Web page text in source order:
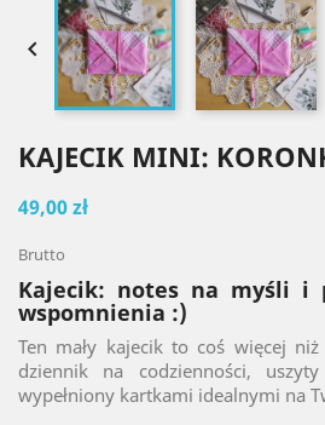

KAJECIK MINI:
49,00 zł
Brutto
Kajecik: notes na myśli i
wspomnienia :)
Ten mały kajecik to coś więcej
dziennik na codzienności,
wypełniony kartkami idealnymi na